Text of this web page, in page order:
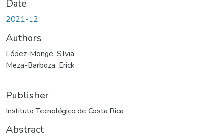
Date
2021-12
Authors
López-Monge, Silvia
Meza-Barboza, Erick
Publisher
Instituto Tecnológico de Costa Rica
Abstract